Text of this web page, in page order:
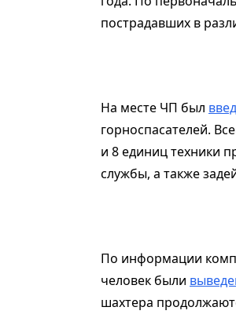
пострадавших в
На месте ЧП был
горноспасателей.
и 8 единиц техники
службы, а также
По информации
человек были
шахтера